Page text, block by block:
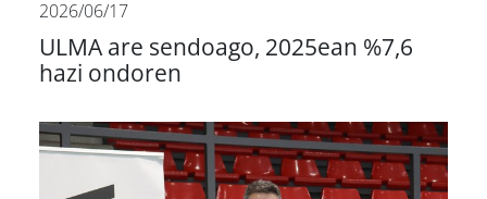
2026/06/17
ULMA are sendoago, 2025ean %7,6
hazi ondoren